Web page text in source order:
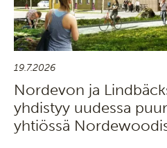
19.7.2026
Nordevon ja
yhdistyy uudessa
yhtiössä